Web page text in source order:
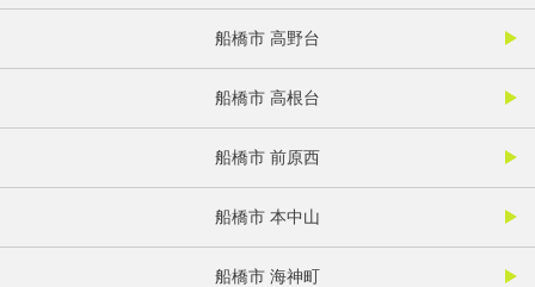
船橋市 高野台
船橋市 高根台
船橋市 前原西
船橋市 本中山
船橋市 海神町